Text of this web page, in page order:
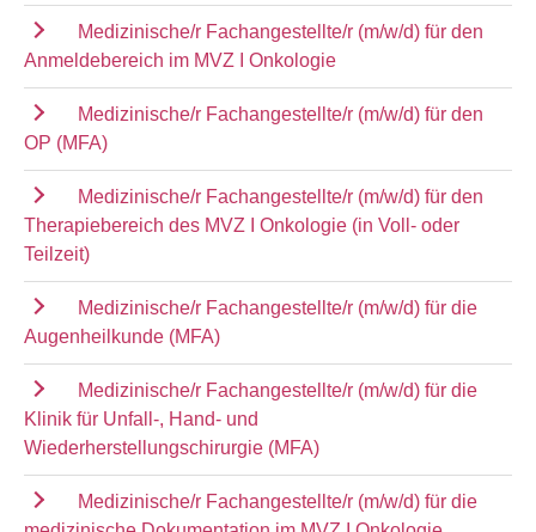
Medizinische/r Fachangestellte/r (m/w/d) für den
Anmeldebereich im MVZ I Onkologie
Medizinische/r Fachangestellte/r (m/w/d) für den
OP (MFA)
Medizinische/r Fachangestellte/r (m/w/d) für den
Therapiebereich des MVZ I Onkologie (in Voll- oder
Teilzeit)
Medizinische/r Fachangestellte/r (m/w/d) für die
Augenheilkunde (MFA)
Medizinische/r Fachangestellte/r (m/w/d) für die
Klinik für Unfall-, Hand- und
Wiederherstellungschirurgie (MFA)
Medizinische/r Fachangestellte/r (m/w/d) für die